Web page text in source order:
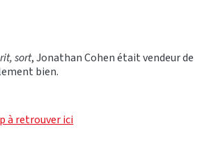
sort, Jonathan Cohen était vendeur de
bien.
à retrouver ici